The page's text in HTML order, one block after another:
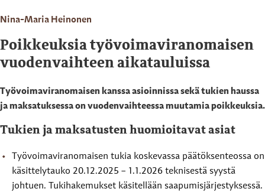
Nina-Maria Heinonen
Poikkeuksia työvoimaviranomaisen
vuodenvaihteen aikatauluissa
Työvoimaviranomaisen kanssa asioinnissa sekä tukien haussa
ja maksatuksessa on vuodenvaihteessa muutamia poikkeuksia.
Tukien ja maksatusten huomioitavat asiat
Työvoimaviranomaisen tukia koskevassa päätöksenteossa on
käsittelytauko 20.12.2025 – 1.1.2026 teknisestä syystä
johtuen. Tukihakemukset käsitellään saapumisjärjestyksessä.